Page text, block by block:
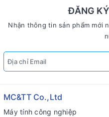
ĐĂNG
Nhận thông tin sản phẩm mới
MC&TT Co.,Ltd
Máy tính công nghiệp